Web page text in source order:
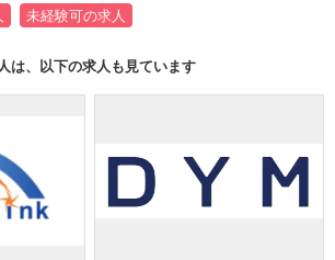
未経験可の求人
は、以下の求人も見ています